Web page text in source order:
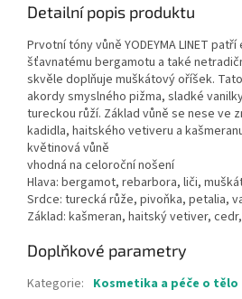
Detailní popis produktu
Prvotní tóny vůně YODEYMA LINET
šťavnatému bergamotu a také
skvěle doplňuje muškátový oříšek.
akordy smyslného pižma, sladké
tureckou růží. Základ vůně se nese ve
kadidla, haitského vetiveru a
květinová vůně
vhodná na celoroční nošení
Hlava: bergamot, rebarbora, liči,
Srdce: turecká růže, pivoňka, petalia,
Základ: kašmeran, haitský vetiver,
Doplňkové parametry
Kategorie: Kosmetika a péče o tělo